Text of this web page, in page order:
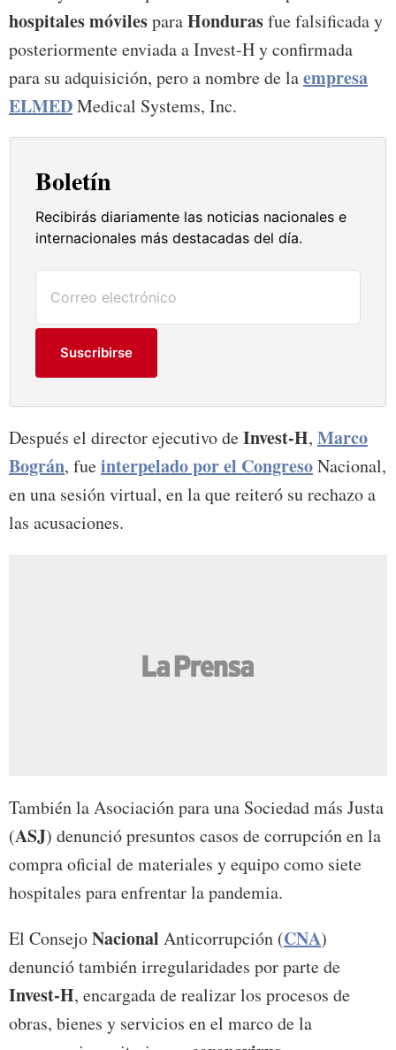
hospitales móvilesparaHondurasfue falsificada y
posteriormente enviada a Invest-H y confirmada
para su adquisición, pero a nombre de laempresa
ELMEDMedical Systems, Inc.
Boletín
Recibirás diariamente las noticias nacionales e
internacionales más destacadas del día.
Suscribirse
Después el director ejecutivo deInvest-H, Marco
Bográn, fueinterpelado por el CongresoNacional,
en una sesión virtual, en la que reiteró su rechazo a
las acusaciones.
También la Asociación para una Sociedad más Justa
(ASJ) denunció presuntos casos de corrupción en la
compra oficial de materiales y equipo como siete
hospitales para enfrentar la pandemia.
El ConsejoNacional Anticorrupción (CNA)
denunció también irregularidades por parte de
Invest-H, encargada de realizar los procesos de
obras, bienes y servicios en el marco de la